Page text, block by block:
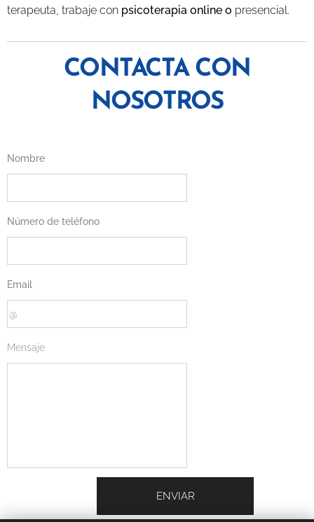
terapeuta, trabaje con psicoterapia online o presencial.
CONTACTA CON
NOSOTROS
Nombre
Número de teléfono
Email
Mensaje
ENVIAR